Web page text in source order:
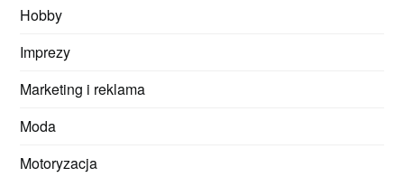
Hobby
Imprezy
Marketing i reklama
Moda
Motoryzacja